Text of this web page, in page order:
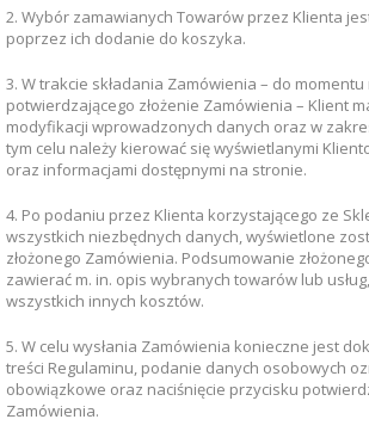
2. Wybór zamawianych Towarów przez Klienta
poprzez ich dodanie do koszyka.
3. W trakcie składania Zamówienia – do
potwierdzającego złożenie Zamówienia – Klient
modyfikacji wprowadzonych danych oraz w
tym celu należy kierować się wyświetlanymi
oraz informacjami dostępnymi na stronie.
4. Po podaniu przez Klienta korzystającego ze
wszystkich niezbędnych danych, wyświetlone
złożonego Zamówienia. Podsumowanie
zawierać m. in. opis wybranych towarów lub
wszystkich innych kosztów.
5. W celu wysłania Zamówienia konieczne jest
treści Regulaminu, podanie danych osobowych
obowiązkowe oraz naciśnięcie przycisku
Zamówienia.